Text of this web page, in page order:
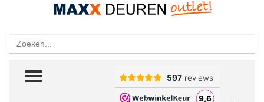
Zoeken
TOGGLE MENU